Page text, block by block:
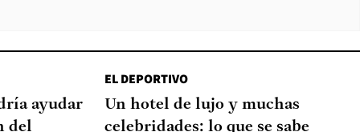
ayudar
del
EL DEPORTIVO
Un hotel de lujo y muchas
celebridades: lo que se sabe